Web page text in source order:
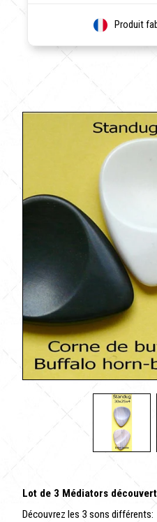
Produit
Lot de 3 Médiators
Découvrez les 3 sons différents: